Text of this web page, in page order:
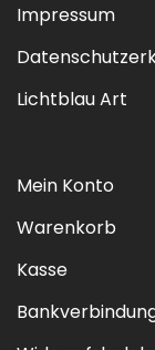
Impressum
Lichtblau Art
Mein Konto
Warenkorb
Kasse